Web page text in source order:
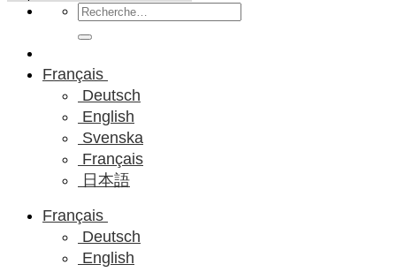
Recherche
pour :
Français
Deutsch
English
Svenska
Français
日本語
Français
Deutsch
English